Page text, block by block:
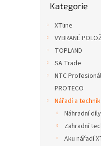
kategorie
Kategorie
XTline
VYBRANÉ
TOPLAND
SA Trade
NTC
PROTECO
Nářadí a
Náhradní
Zahradní
Aku nářadí